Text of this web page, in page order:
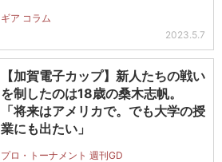
ギア コラム
2023.5.7
【加賀電子カップ】新人たちの戦い
を制したのは18歳の桑木志帆。
「将来はアメリカで。でも大学の授
業にも出たい」
プロ・トーナメント 週刊GD